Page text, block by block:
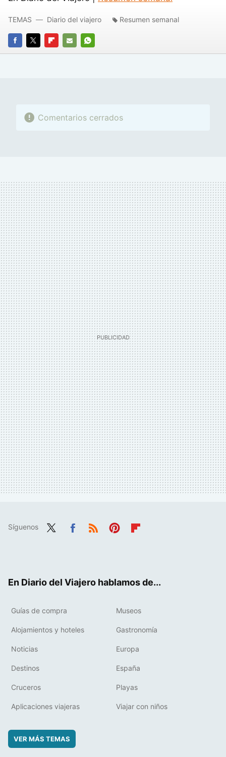
FACEBOOK
TWITTERFLIPBOARD
E-
WHATSAPP
TEMAS Diario del viajero Resumen semanal
Comentarios cerrados
Síguenos
En Diario del Viajero hablamos de...
Guías de compra Museos
Alojamientos y hoteles Gastronomía
Noticias Europa
Destinos España
Cruceros Playas
Aplicaciones viajeras Viajar con niños
VER MÁS TEMAS